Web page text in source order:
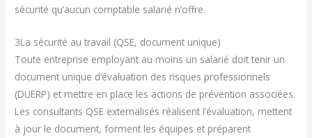
sécurité qu’aucun comptable salarié n’offre.
3La sécurité au travail (QSE, document unique)
Toute entreprise employant au moins un salarié doit tenir un
document unique d’évaluation des risques professionnels
(DUERP) et mettre en place les actions de prévention associées.
Les consultants QSE externalisés réalisent l’évaluation, mettent
à jour le document, forment les équipes et préparent